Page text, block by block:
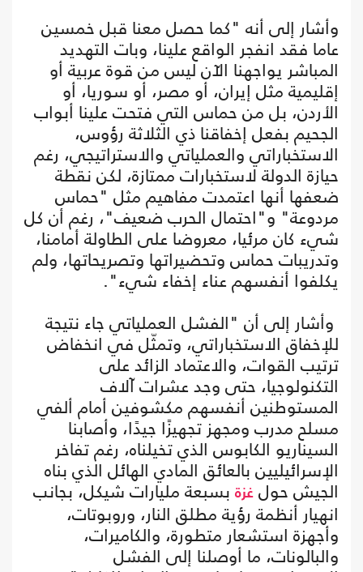
وأشار إلى أنه "كما حصل معنا قبل خمسين
عاما فقد انفجر الواقع علينا، وبات التهديد
المباشر يواجهنا الآن ليس من قوة عربية أو
إقليمية مثل إيران، أو مصر، أو سوريا، أو
الأردن، بل من حماس التي فتحت علينا أبواب
الجحيم بفعل إخفاقنا ذي الثلاثة رؤوس،
الاستخباراتي والعملياتي والاستراتيجي، رغم
حيازة الدولة لاستخبارات ممتازة، لكن نقطة
ضعفها أنها اعتمدت مفاهيم مثل "حماس
مردوعة" و"احتمال الحرب ضعيف"، رغم أن كل
شيء كان مرئيا، معروضا على الطاولة أمامنا،
وتدريبات حماس وتحضيراتها وتصريحاتها، ولم
يكلفوا أنفسهم عناء إخفاء شيء".
وأشار إلى أن "الفشل العملياتي جاء نتيجة
للإخفاق الاستخباراتي، وتمثّل في انخفاض
ترتيب القوات، والاعتماد الزائد على
التكنولوجيا، حتى وجد عشرات آلاف
المستوطنين أنفسهم مكشوفين أمام ألفي
مسلح مدرب ومجهز تجهيزًا جيدًا، وأصابنا
السيناريو الكابوس الذي تخيلناه، رغم تفاخر
الإسرائيليين بالعائق المادي الهائل الذي بناه
الجيش حول غزة بسبعة مليارات شيكل، بجانب
انهيار أنظمة رؤية مطلق النار، وروبوتات،
وأجهزة استشعار متطورة، والكاميرات،
والبالونات، ما أوصلنا إلى الفشل